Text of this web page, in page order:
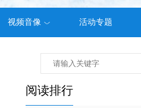
视频音像 活动专题
阅读排行